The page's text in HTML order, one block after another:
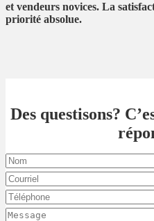
et vendeurs novices. La
priorité absolue.
Des questisons?